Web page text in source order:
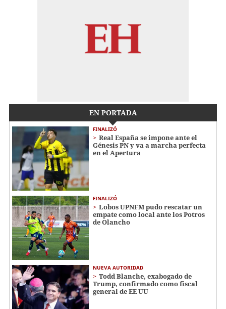
EN PORTADA
FINALIZÓ
Real España se impone ante el
Génesis PN y va a marcha perfecta
en el Apertura
FINALIZÓ
Lobos UPNFM pudo rescatar un
empate como local ante los Potros
de Olancho
NUEVA AUTORIDAD
Todd Blanche, exabogado de
Trump, confirmado como fiscal
general de EE UU